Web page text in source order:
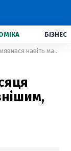
БІЗНЕС
Найбільший кратер Місяця виявився навіть масивнішим, ніж ми завжди думали